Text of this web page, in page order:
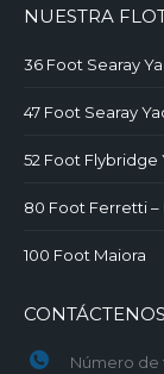
NUESTRA
36 Foot Searay
47 Foot Searay
52 Foot Flybridge
80 Foot Ferretti –
100 Foot Maiora
CONTÁCTENOS
Número de